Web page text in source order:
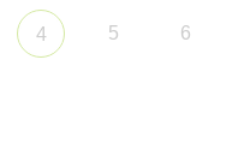
4 5 6